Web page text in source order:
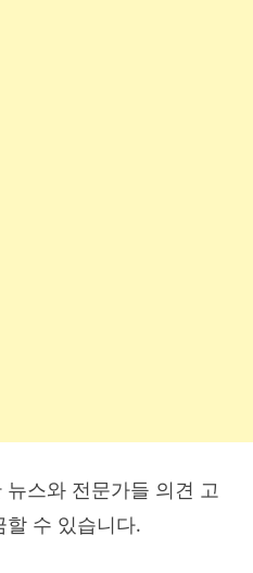
스와 전문가들 의견 고
수 있습니다.